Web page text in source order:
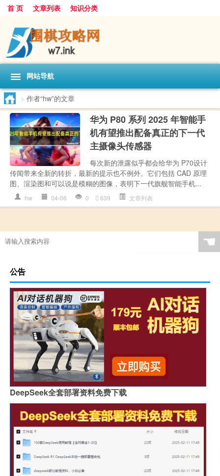
首 页 文章列表 知识分类
网站导航
> 作者“hw”的文章
华为 P80 系列 2025 年智能手
机有望推出配备真正的下一代
主摄像头传感器
每次新的泄露似乎都会给华为 P70设计
传闻带来全新的转折，最新的提示也不例外。它们包括 CAD 原理
图、渲染图和可以说是模糊的图像，表明下一代旗舰智能手机...
hw 04-06 0 639 文章列表
☚
公告
DeepSeek全套部署资料免费下载